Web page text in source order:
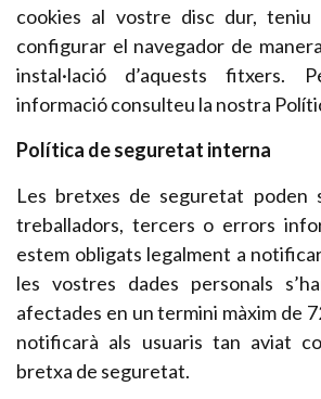
cookies al vostre disc dur, teniu
configurar el navegador de
instal·lació d’aquests fitxers.
informació consulteu la nostra
Política de seguretat interna
Les bretxes de seguretat poden
treballadors, tercers o errors
estem obligats legalment a
les vostres dades personals
afectades en un termini màxim de
notificarà als usuaris tan aviat
bretxa de seguretat.